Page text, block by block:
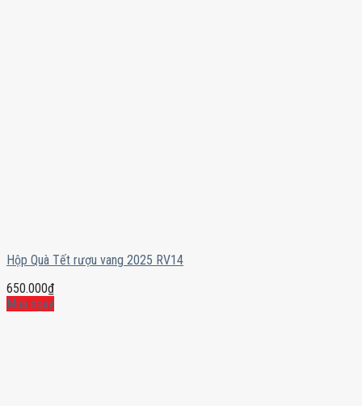
Hộp Quà Tết rượu vang 2025 RV14
650.000₫
Mua ngay